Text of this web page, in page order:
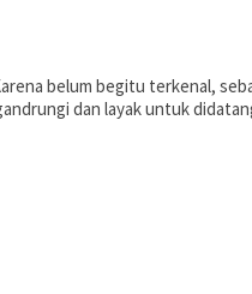
belum begitu terkenal,
dan layak untuk